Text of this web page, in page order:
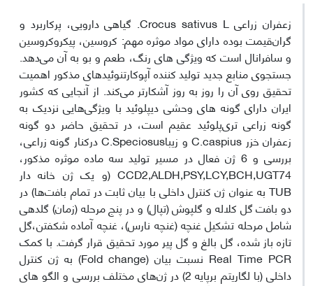
زعفران زراعی Crocus sativus L. گیاهی دارویی، پرکاربرد و
گران‌قیمت بوده دارای مواد موثره مهم: کروسین، پیکروکروسین
و سافرانال است که ویژگی های رنگ، طعم و بو به آن می‌دهد.
جستجوی منابع جدید تولید کننده آپوکارتنوئیدهای مذکور اهمیت
تحقیق روی آن را روز به روز آشکارتر می‌کند. از آنجایی که کشور
ایران دارای گونه های وحشی دیپلوئید با ویژگی‌هایی نزدیک به
گونه زراعی تری‌پلوئید عقیم است، در تحقیق حاضر دو گونه
زعفران خزر C.caspius و زیباC.Speciosus درکنار گونه زراعی،
بررسی و 6 ژن فعال در مسیر تولید سه ماده موثره مذکور،
CCD2,ALDH,PSY,LCY,BCH,UGT74 (و یک ژن خانه دار
TUB به عنوان ژن کنترل داخلی با بیان ثابت در تمام بافت‌ها) در
دو بافت گل کلاله و گلپوش (تپال) و در پنج مرحله (زمان) گلدهی
شامل مرحله تشکیل غنچه (غنچه نارس)، غنچه آماده شکفتن،گل
تازه باز شده، گل بالغ و گل پیر مورد تحقیق قرار گرفت. با کمک
Real Time PCR نسبت بیان (Fold change) به ژن کنترل
داخلی (با لگاریتم برپایه 2) در ژن‌های مختلف بررسی و الگو های